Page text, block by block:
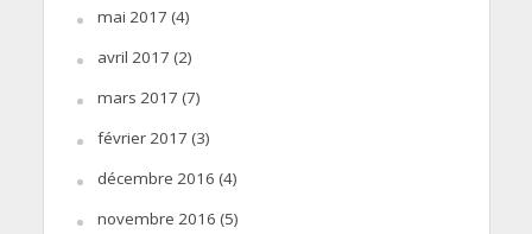
mai 2017 (4)
avril 2017 (2)
mars 2017 (7)
février 2017 (3)
décembre 2016 (4)
novembre 2016 (5)